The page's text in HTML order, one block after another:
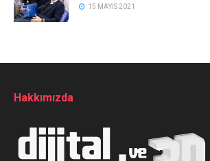
15 MAYIS 2021
Hakkımızda